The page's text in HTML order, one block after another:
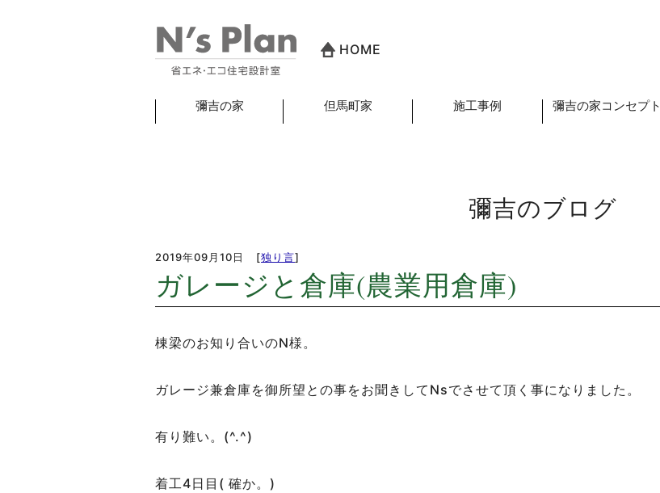
HOME
彌吉の家 但馬町家 施工事例 彌吉の家コンセプト
彌吉のブログ
2019年09月10日 [独り言]
ガレージと倉庫(農業用倉庫)
棟梁のお知り合いのN様。
ガレージ兼倉庫を御所望との事をお聞きしてNsでさせて頂く事になりました。
有り難い。(^.^)
着工4日目( 確か。)